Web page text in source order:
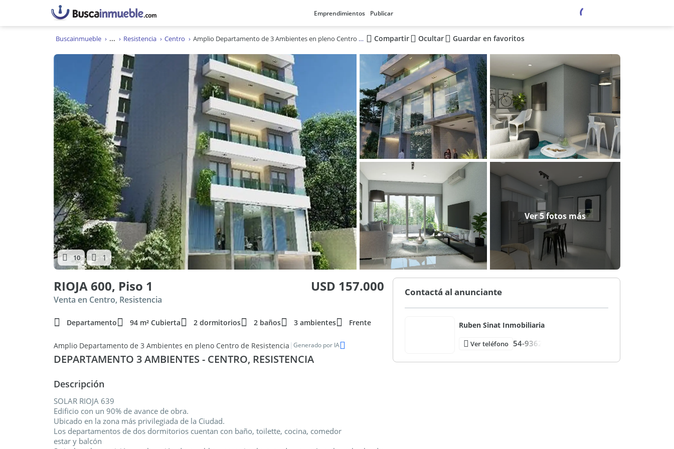
Emprendimientos Publicar
Buscainmueble ... Resistencia Centro Amplio Departamento de 3 Ambientes en pleno Centro de Resistencia Compartir Ocultar Guardar en favoritos
Ver 5 fotos más
10 1
RIOJA 600, Piso 1 USD 157.000
Venta en Centro, Resistencia
Departamento 94 m² Cubierta 2 dormitorios 2 baños 3 ambientes Frente
Amplio Departamento de 3 Ambientes en pleno Centro de Resistencia | Generado por IA
DEPARTAMENTO 3 AMBIENTES - CENTRO, RESISTENCIA
Descripción
SOLAR RIOJA 639
Edificio con un 90% de avance de obra.
Ubicado en la zona más privilegiada de la Ciudad.
Los departamentos de dos dormitorios cuentan con baño, toilette, cocina, comedor
estar y balcón
Contactá al anunciante
Ruben Sinat Inmobiliaria
Ver teléfono 54-9362